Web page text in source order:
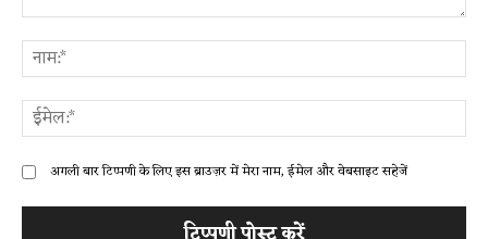
अगली बार टिप्पणी के लिए इस ब्राउज़र में मेरा नाम, ईमेल और वेबसाइट सहेजें